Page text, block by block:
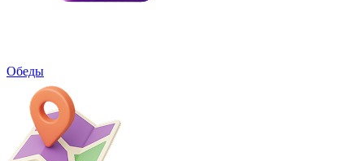
Обеды